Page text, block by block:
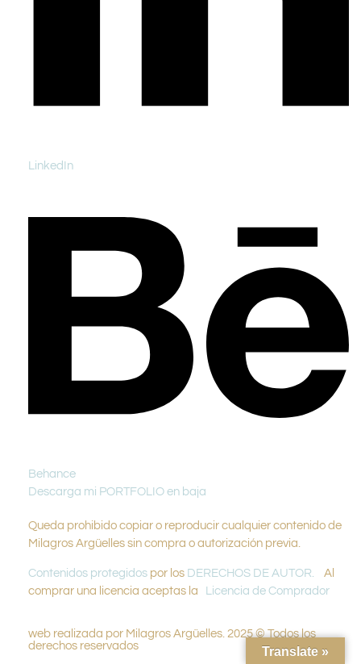
LinkedIn
Behance
Descarga mi PORTFOLIO en baja
Queda prohibido copiar o reproducir cualquier contenido de
Milagros Argüelles sin compra o autorización previa.
Contenidos protegidos por los DERECHOS DE AUTOR. Al
comprar una licencia aceptas la
Licencia de Comprador
web realizada por Milagros Argüelles. 2025 © Todos los
derechos reservados
Translate »